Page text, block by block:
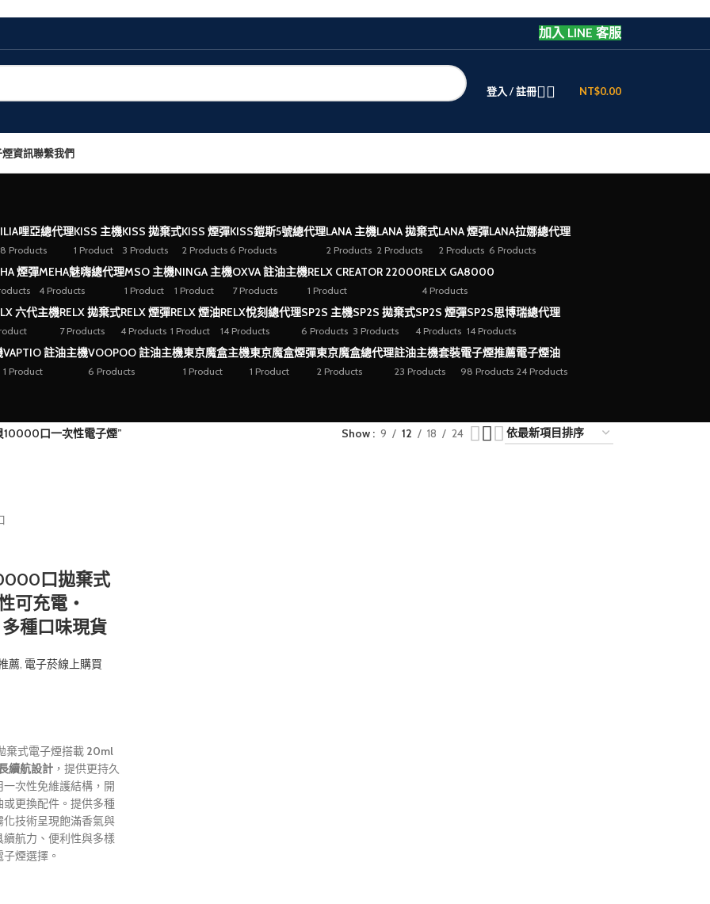
加入 LINE 客服
登入 / 註冊 NT$0.00
煙資訊聯繫我們
ILIA哩亞總代理
8 Products
KISS 主機
1 Product
KISS 拋棄式
3 Products
KISS 煙彈
2 Products
KISS鎧斯5號總代理
6 Products
LANA 主機
2 Products
LANA 拋棄式
2 Products
LANA 煙彈
2 Products
LANA拉娜總代理
6 Products
煙彈MEHA魅嗨總代理
4 Products
MSO 主機
1 Product
NINGA 主機
1 Product
OXVA 註油主機
7 Products
RELX CREATOR 22000
1 Product
RELX GA8000
4 Products
六代主機RELX 拋棄式
7 Products
RELX 煙彈
4 Products
RELX 煙油
1 Product
RELX悅刻總代理
14 Products
SP2S 主機
6 Products
SP2S 拋棄式
3 Products
SP2S 煙彈
4 Products
SP2S思博瑞總代理
14 Products
VAPTIO 註油主機
1 Product
VOOPOO 註油主機
6 Products
東京魔盒主機
1 Product
東京魔盒煙彈
1 Product
東京魔盒總代理
2 Products
註油主機套裝
23 Products
電子煙推薦
98 Products
電子煙油
24 Products
10000口一次性電子煙” Show 9 12 18 24
口拋棄式
可充電・
種口味現貨
薦, 電子菸線上購買
棄式電子煙搭載 20ml
續航設計，提供更持久
次性免維護結構，開
更換配件。提供多種
技術呈現飽滿香氣與
航力、便利性與多樣
煙選擇。